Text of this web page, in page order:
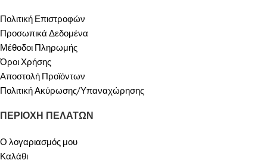
Πολιτική Επιστροφών
Προσωπικά Δεδομένα
Μέθοδοι Πληρωμής
Όροι Χρήσης
Αποστολή Προϊόντων
Πολιτική Ακύρωσης/Υπαναχώρησης
ΠΕΡΙΟΧΗ ΠΕΛΑΤΩΝ
Ο λογαριασμός μου
Καλάθι